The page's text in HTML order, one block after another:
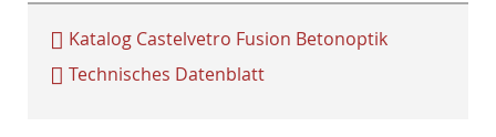
Katalog Castelvetro Fusion Betonoptik
Technisches Datenblatt